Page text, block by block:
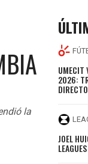
la
UMECIT
2026:
DIRECTO
JOEL